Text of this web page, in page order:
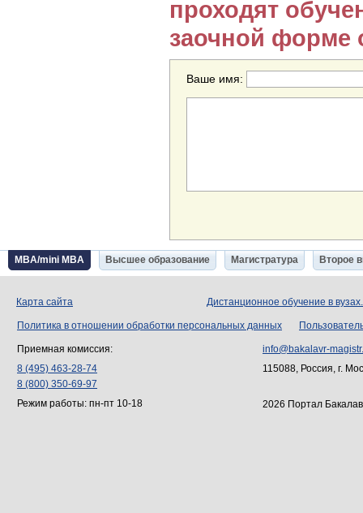
проходят
заочной форме
Ваше имя:
MBA/mini MBA Высшее образование Магистратура Второе
Карта сайта Дистанционное обучение в
Политика в отношении обработки персональных данных
Приемная комиссия:
8 (495) 463-28-74
8 (800) 350-69-97
Режим работы: пн-пт 10-18
info@bakalavr-
115088, Россия, г.
2026 Портал